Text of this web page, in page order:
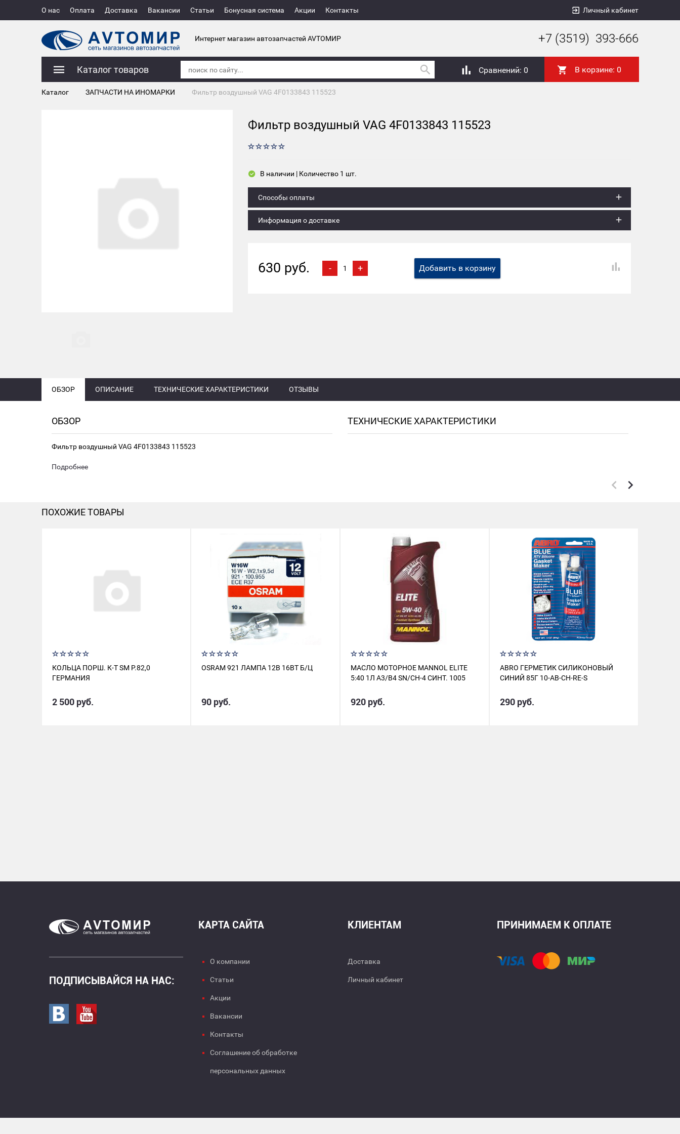
О нас Оплата Доставка Вакансии Статьи Бонусная система Акции Контакты Личный кабинет
Интернет магазин автозапчастей AVTOМИР +7 (3519) 393-666
Каталог товаров Сравнений: 0 В корзине: 0
Каталог ЗАПЧАСТИ НА ИНОМАРКИ Фильтр воздушный VAG 4F0133843 115523
Фильтр воздушный VAG 4F0133843 115523
В наличии | Количество 1 шт.
Способы оплаты
Информация о доставке
630 руб. - + Добавить в корзину
ОБЗОР ОПИСАНИЕ ТЕХНИЧЕСКИЕ ХАРАКТЕРИСТИКИ ОТЗЫВЫ
ОБЗОР
Фильтр воздушный VAG 4F0133843 115523
Подробнее
ТЕХНИЧЕСКИЕ ХАРАКТЕРИСТИКИ
ПОХОЖИЕ ТОВАРЫ
КОЛЬЦА ПОРШ. К-Т SM Р.82,0
ГЕРМАНИЯ
2 500 руб.
OSRAM 921 ЛАМПА 12В 16ВТ Б/Ц
90 руб.
МАСЛО МОТОРНОЕ MANNOL ELITE
5:40 1Л A3/B4 SN/CH-4 СИНТ. 1005
920 руб.
ABRO ГЕРМЕТИК СИЛИКОНОВЫЙ
СИНИЙ 85Г 10-AB-CH-RE-S
290 руб.
ПОДПИСЫВАЙСЯ НА НАС:
Перейти в вк
КАРТА САЙТА
О компании
Статьи
Акции
Вакансии
Контакты
Соглашение об обработке
персональных данных
КЛИЕНТАМ
Доставка
Личный кабинет
ПРИНИМАЕМ К ОПЛАТЕ